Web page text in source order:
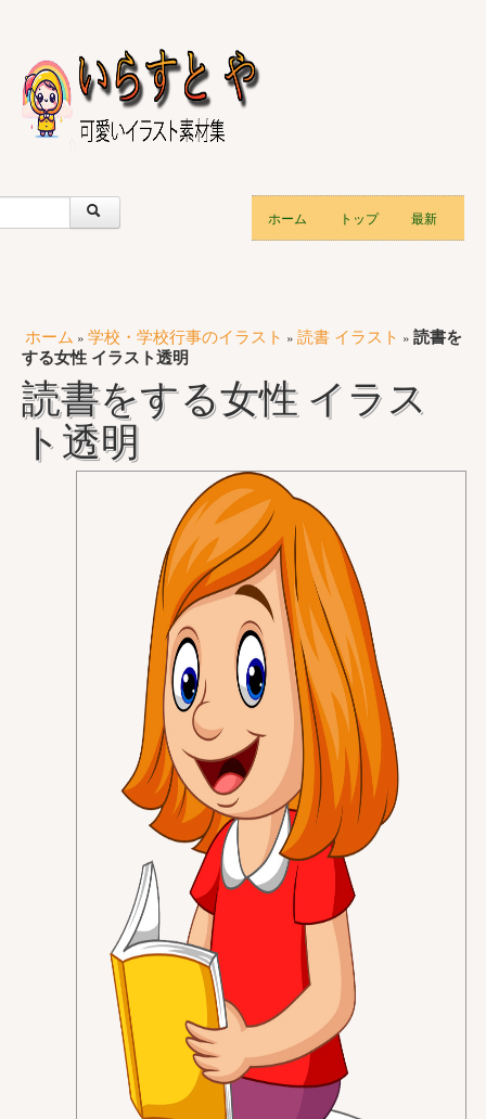
ホーム トップ 最新
ホーム » 学校・学校行事のイラスト » 読書 イラスト » 読書を
する女性 イラスト透明
読書をする女性 イラス
ト透明